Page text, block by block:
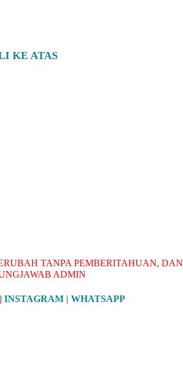
KE ATAS
TANPA PEMBERITAHUAN, DAN
ADMIN
INSTAGRAM |WHATSAPP